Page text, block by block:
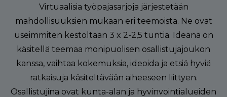
Virtuaalisia työpajasarjoja järjestetään
mahdollisuuksien mukaan eri teemoista. Ne ovat
useimmiten kestoltaan 3 x 2-2,5 tuntia. Ideana on
käsitellä teemaa monipuolisen osallistujajoukon
kanssa, vaihtaa kokemuksia, ideoida ja etsiä hyviä
ratkaisuja käsiteltävään aiheeseen liittyen.
Osallistujina ovat kunta-alan ja hyvinvointialueiden